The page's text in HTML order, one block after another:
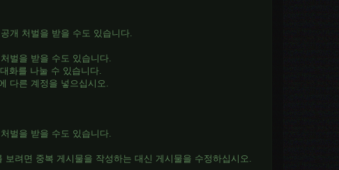
개 처벌을 받을 수도 있습니다.
벌을 받을 수도 있습니다.
화를 나눌 수 있습니다.
다른 계정을 넣으십시오.
벌을 받을 수도 있습니다.
려면 중복 게시물을 작성하는 대신 게시물을 수정하십시오.